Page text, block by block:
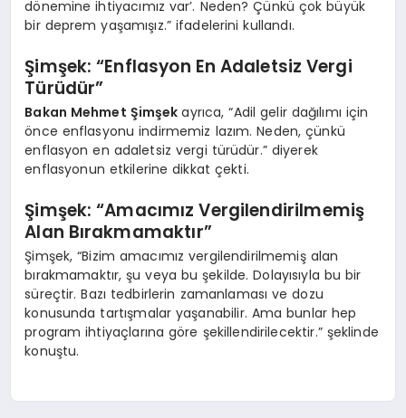
dönemine ihtiyacımız var’. Neden? Çünkü çok büyük
bir deprem yaşamışız.” ifadelerini kullandı.
Şimşek: “Enflasyon En Adaletsiz Vergi
Türüdür”
Bakan Mehmet Şimşekayrıca, “Adil gelir dağılımı için
önce enflasyonu indirmemiz lazım. Neden, çünkü
enflasyon en adaletsiz vergi türüdür.” diyerek
enflasyonun etkilerine dikkat çekti.
Şimşek: “Amacımız Vergilendirilmemiş
Alan Bırakmamaktır”
Şimşek, “Bizim amacımız vergilendirilmemiş alan
bırakmamaktır, şu veya bu şekilde. Dolayısıyla bu bir
süreçtir. Bazı tedbirlerin zamanlaması ve dozu
konusunda tartışmalar yaşanabilir. Ama bunlar hep
program ihtiyaçlarına göre şekillendirilecektir.” şeklinde
konuştu.